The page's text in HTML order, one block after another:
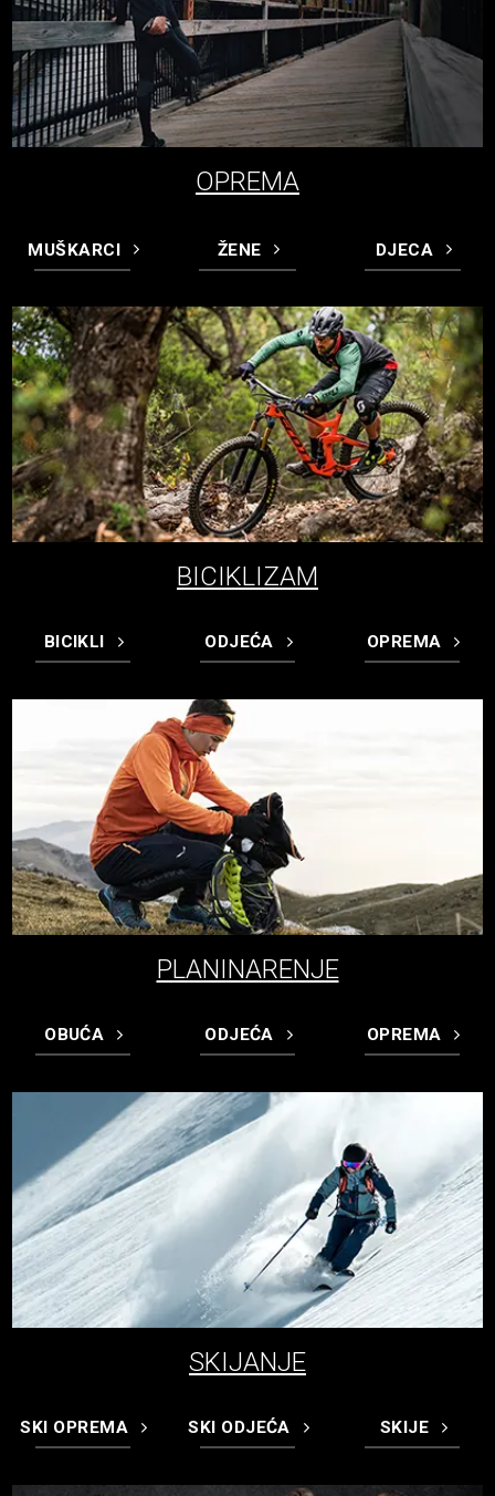
OPREMA
MUŠKARCI ŽENE DJECA
BICIKLIZAM
BICIKLI ODJEĆA OPREMA
PLANINARENJE
OBUĆA ODJEĆA OPREMA
SKIJANJE
SKI OPREMA SKI ODJEĆA SKIJE